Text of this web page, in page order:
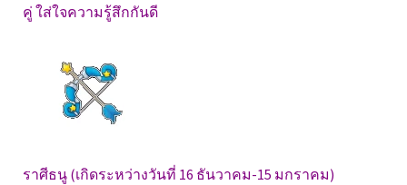
คู่ ใส่ใจความรู้สึกกันดี
ราศีธนู (เกิดระหว่างวันที่ 16 ธันวาคม-15 มกราคม)